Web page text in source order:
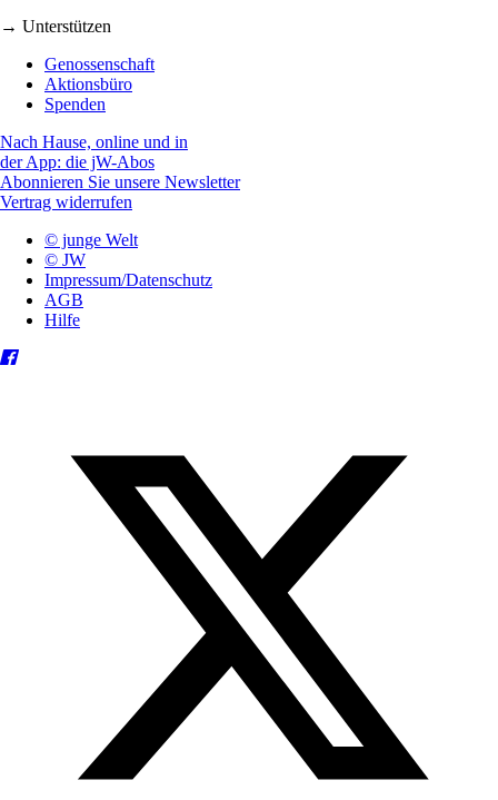
→ Unterstützen
Genossenschaft
Aktionsbüro
Spenden
Nach Hause, online und in
der App: die jW-Abos
Abonnieren Sie unsere Newsletter
Vertrag widerrufen
© junge Welt
© JW
Impressum/Datenschutz
AGB
Hilfe